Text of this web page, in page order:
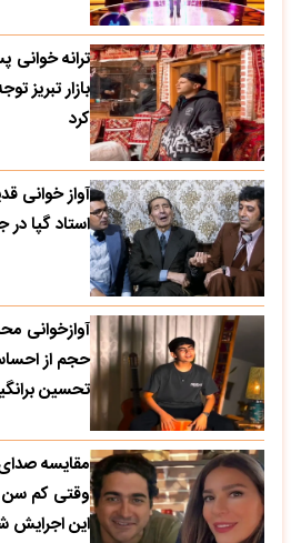
ترانه خوانی
بازار تبریز
کرد
آواز خوانی
استاد گپا در
آوازخوانی
حجم از
تحسین‌
مقایسه
وقتی کم سن
این اجرایش